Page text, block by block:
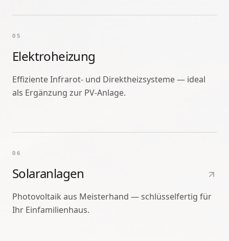
05
Elektroheizung
Effiziente Infrarot- und Direktheizsysteme — ideal
als Ergänzung zur PV-Anlage.
06
Solaranlagen
Photovoltaik aus Meisterhand — schlüsselfertig für
Ihr Einfamilienhaus.